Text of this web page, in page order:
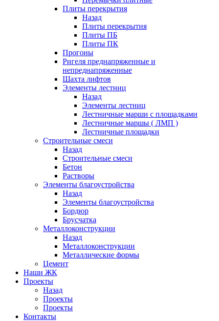
Плиты перекрытия
Назад
Плиты перекрытия
Плиты ПБ
Плиты ПК
Прогоны
Ригеля преднапряженные и
непреднапряженные
Шахта лифтов
Элементы лестниц
Назад
Элементы лестниц
Лестничные марши с площадками
Лестничные маршы ( ЛМП )
Лестничные площадки
Строительные смеси
Назад
Строительные смеси
Бетон
Растворы
Элементы благоустройства
Назад
Элементы благоустройства
Бордюр
Брусчатка
Металлоконструкции
Назад
Металлоконструкции
Металлические формы
Цемент
Наши ЖК
Проекты
Назад
Проекты
Проекты
Контакты